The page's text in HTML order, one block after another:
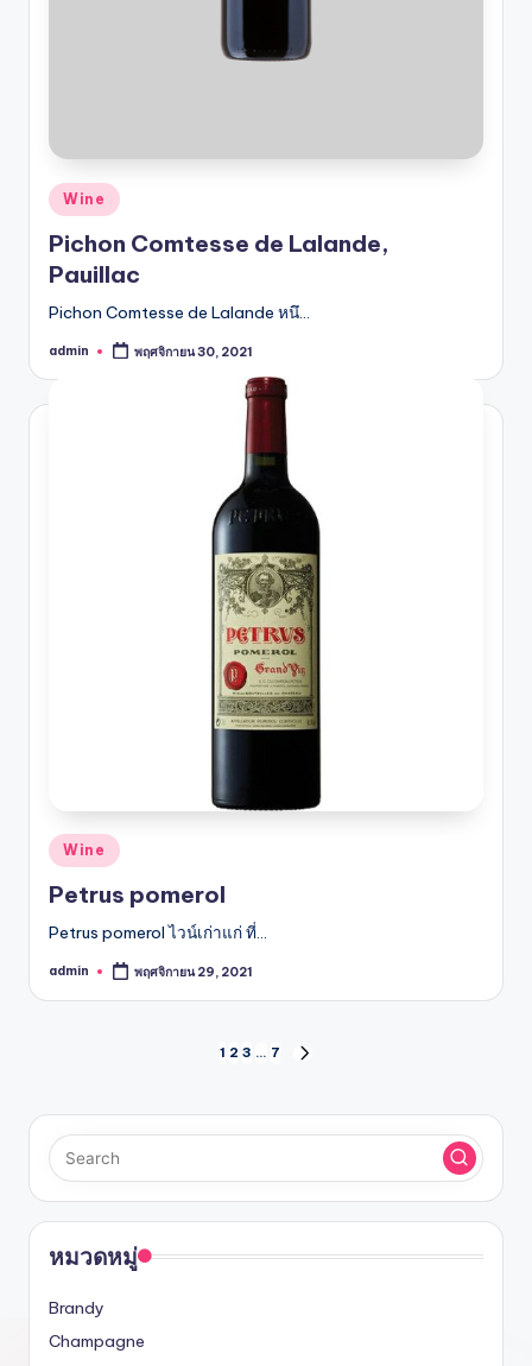
Posted
in
Wine
Pichon Comtesse de Lalande,
Pauillac
Pichon Comtesse de Lalande หนึ…
Posted
admin พฤศจิกายน 30, 2021
Posted
in
Wine
Petrus pomerol
Petrus pomerol ไวน์เก่าแก่ ที่…
Posted
admin พฤศจิกายน 29, 2021
pagination
1 2 3 … 7
หมวดหมู่
Brandy
Champagne